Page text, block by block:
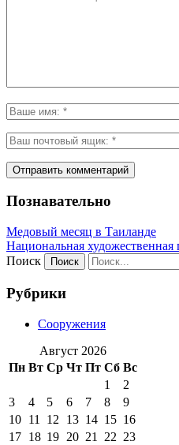
Познавательно
Медовый месяц в Таиланде
Национальная художественная
Поиск
Рубрики
Сооружения
Август 2026
Пн Вт Ср Чт Пт Сб Вс
1
2
3
4 5 6 7 8
9
10 11 12 13 14 15 16
17 18 19 20 21 22 23